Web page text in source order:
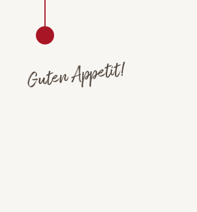
Guten Appetit!